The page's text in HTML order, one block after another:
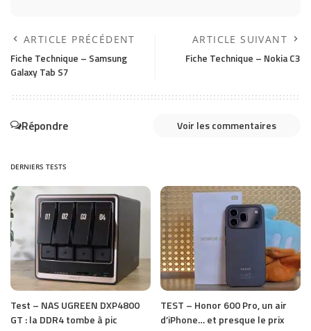
ARTICLE PRÉCÉDENT
Fiche Technique – Samsung
Galaxy Tab S7
ARTICLE SUIVANT
Fiche Technique – Nokia C3
Répondre Voir les commentaires
DERNIERS TESTS
Test – NAS UGREEN DXP4800
GT : la DDR4 tombe à pic
TEST – Honor 600 Pro, un air
d’iPhone… et presque le prix